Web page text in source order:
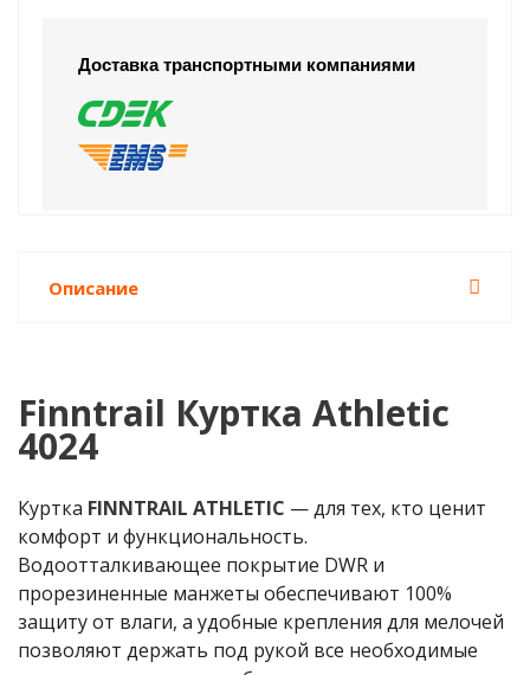
Доставка транспортными компаниями
Описание
Finntrail Куртка Athletic
4024
Куртка FINNTRAIL ATHLETIC — для тех, кто ценит
комфорт и функциональность.
Водоотталкивающее покрытие DWR и
прорезиненные манжеты обеспечивают 100%
защиту от влаги, а удобные крепления для мелочей
позволяют держать под рукой все необходимые